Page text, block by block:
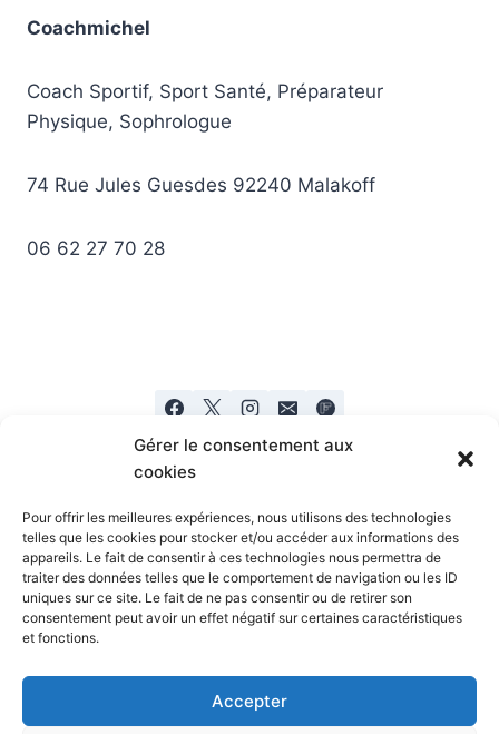
Gérer le consentement aux
cookies
Pour offrir les meilleures expériences, nous utilisons des technologies
telles que les cookies pour stocker et/ou accéder aux informations des
appareils. Le fait de consentir à ces technologies nous permettra de
traiter des données telles que le comportement de navigation ou les ID
uniques sur ce site. Le fait de ne pas consentir ou de retirer son
consentement peut avoir un effet négatif sur certaines caractéristiques
et fonctions.
Accepter
Coachmichel
Coach Sportif, Sport Santé, Préparateur
Physique, Sophrologue
74 Rue Jules Guesdes 92240 Malakoff
06 62 27 70 28
Mentions legales Politique de confidentialité